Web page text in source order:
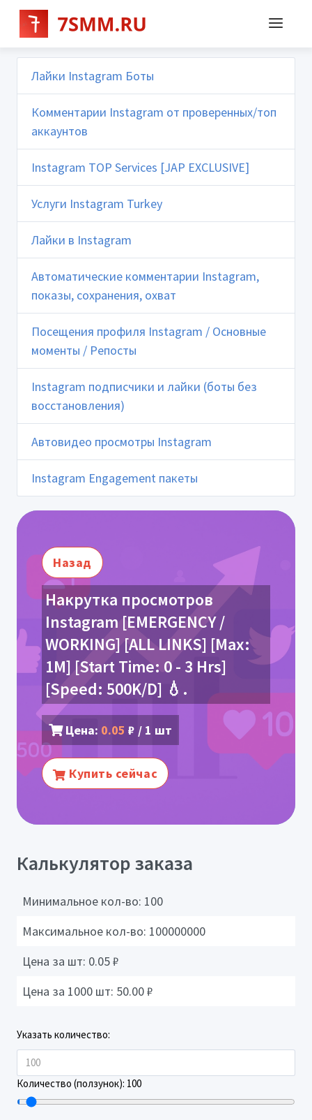
Лайки Instagram Боты
Комментарии Instagram от проверенных/топ
аккаунтов
Instagram TOP Services [JAP EXCLUSIVE]
Услуги Instagram Turkey
Лайки в Instagram
Автоматические комментарии Instagram,
показы, сохранения, охват
Посещения профиля Instagram / Основные
моменты / Репосты
Instagram подписчики и лайки (боты без
восстановления)
Автовидео просмотры Instagram
Instagram Engagement пакеты
Назад
Накрутка просмотров
Instagram [EMERGENCY /
WORKING] [ALL LINKS] [Max:
1M] [Start Time: 0 - 3 Hrs]
[Speed: 500K/D] 💧.
Цена: 0.05 ₽ / 1 шт
Купить сейчас
Калькулятор заказа
Минимальное кол-во: 100
Максимальное кол-во: 100000000
Цена за шт: 0.05₽
Цена за 1000 шт: 50.00₽
Указать количество:
Количество (ползунок): 100